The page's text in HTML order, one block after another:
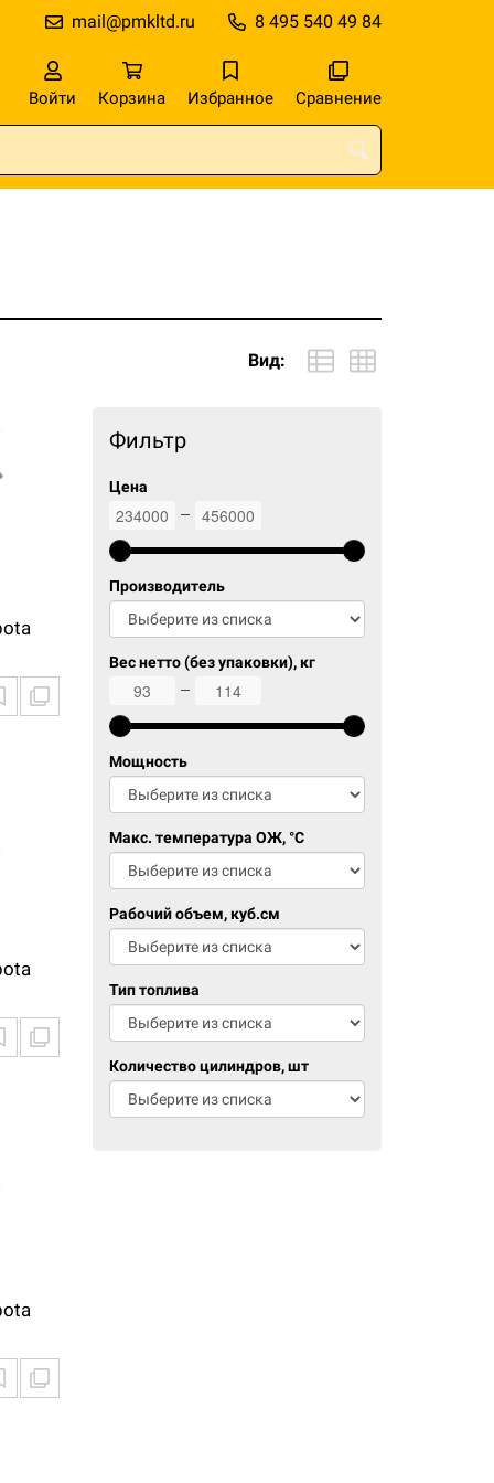
8 495 540 49 84
mail@pmkltd.ru
Войти Корзина Избранное Сравнение
Вид:
Фильтр
Цена
234000 456000
Производитель
Вес нетто (без упаковки), кг
93 114
Мощность
Макс. температура ОЖ, °C
Рабочий объем, куб.см
Тип топлива
Количество цилиндров, шт